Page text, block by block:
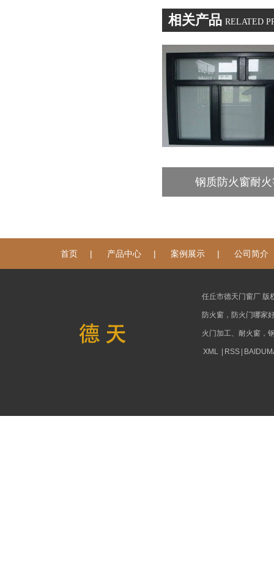
相关产品 RELATED
钢质防火窗耐
首页 | 产品中心 | 案例展示 | 公司简介
任丘市德天门窗厂 版
防火窗，防火门哪家
火门加工、耐火窗，
XML RSS